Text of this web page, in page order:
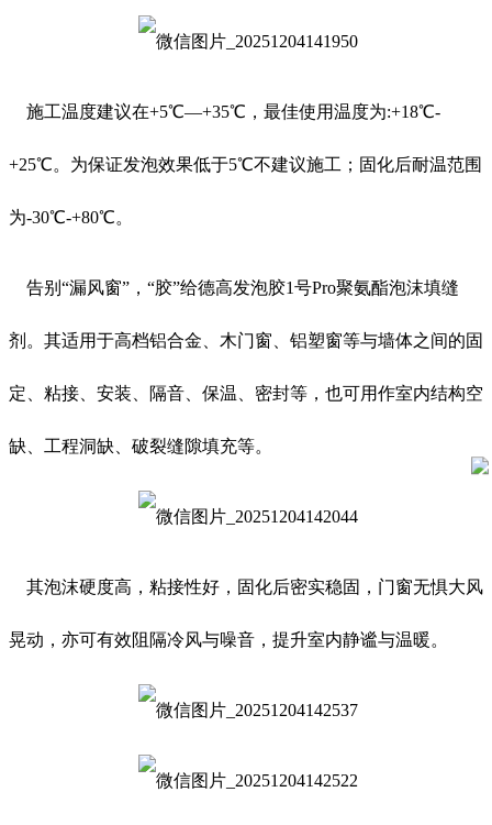
施工温度建议在+5℃—+35℃，最佳使用温度为:+18℃-
+25℃。为保证发泡效果低于5℃不建议施工；固化后耐温范围
为-30℃-+80℃。
告别“漏风窗”，“胶”给德高发泡胶1号Pro聚氨酯泡沫填缝
剂。其适用于高档铝合金、木门窗、铝塑窗等与墙体之间的固
定、粘接、安装、隔音、保温、密封等，也可用作室内结构空
缺、工程洞缺、破裂缝隙填充等。
其泡沫硬度高，粘接性好，固化后密实稳固，门窗无惧大风
晃动，亦可有效阻隔冷风与噪音，提升室内静谧与温暖。